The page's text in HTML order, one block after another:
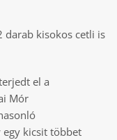
darab kisokos cetli is
el a
Mór
kicsit többet